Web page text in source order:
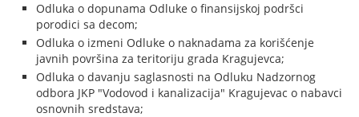
Odluka o dopunama Odluke o finansijskoj podršci
porodici sa decom;
Odluka o izmeni Odluke o naknadama za korišćenje
javnih površina za teritoriju grada Kragujevca;
Odluka o davanju saglasnosti na Odluku Nadzornog
odbora JKP "Vodovod i kanalizacija" Kragujevac o nabavci
osnovnih sredstava;